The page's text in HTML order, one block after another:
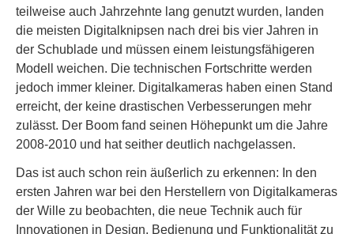
teilweise auch Jahrzehnte lang genutzt wurden, landen
die meisten Digitalknipsen nach drei bis vier Jahren in
der Schublade und müssen einem leistungsfähigeren
Modell weichen. Die technischen Fortschritte werden
jedoch immer kleiner. Digitalkameras haben einen Stand
erreicht, der keine drastischen Verbesserungen mehr
zulässt. Der Boom fand seinen Höhepunkt um die Jahre
2008-2010 und hat seither deutlich nachgelassen.
Das ist auch schon rein äußerlich zu erkennen: In den
ersten Jahren war bei den Herstellern von Digitalkameras
der Wille zu beobachten, die neue Technik auch für
Innovationen in Design, Bedienung und Funktionalität zu